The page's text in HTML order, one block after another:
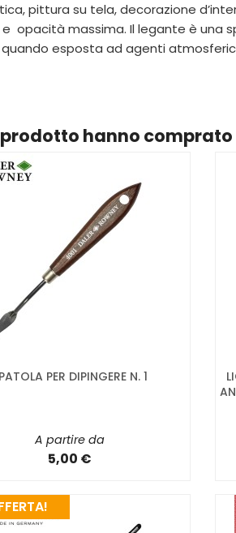
pittura su tela, decorazione
massima. Il legante è una
esposta ad agenti
hanno comprato
PER DIPINGERE N. 1
A partire da
5,00 €